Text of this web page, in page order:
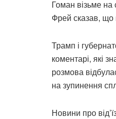
Гоман візьме на
Фрей сказав, що
Трамп і
коментарі, які
розмова
на зупинення
Новини про